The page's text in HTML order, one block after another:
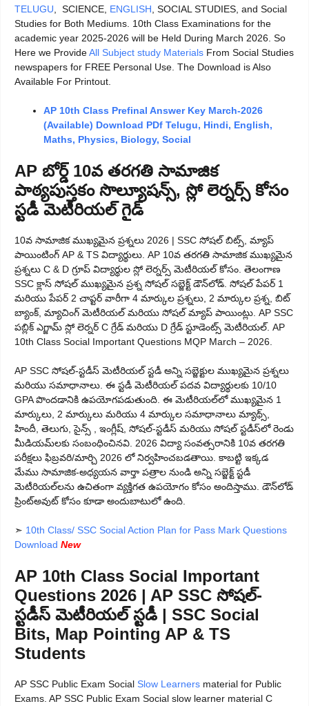
TELUGU , SCIENCE, ENGLISH , SOCIAL STUDIES, and Social
Studies for Both Mediums. 10th Class Examinations for the
academic year 2025-2026 will be Held During March 2026. So
Here we ProvideAll Subject study Materials From Social Studies
newspapers for FREE Personal Use. The Download is Also
Available For Printout.
AP 10th Class Prefinal Answer Key March-2026
(Available) Download PDf Telugu, Hindi, English,
Maths, Physics, Biology, Social
AP బోర్డ్ 10వ తరగతి సామాజిక
పాఠ్యపుస్తకం సొల్యూషన్స్, స్లో లెర్నర్స్ కోసం
స్టడీ మెటీరియల్ గైడ్
10వ సామాజిక ముఖ్యమైన ప్రశ్నలు 2026 | SSC సోషల్ బిట్స్, మ్యాప్
పాయింటింగ్ AP & TS విద్యార్థులు. AP 10వ తరగతి సామాజిక ముఖ్యమైన
ప్రశ్నలు C & D గ్రూప్ విద్యార్థుల స్లో లెర్నర్స్ మెటీరియల్ కోసం. తెలంగాణ
SSC క్లాస్ సోషల్ ముఖ్యమైన ప్రశ్న సోషల్ సబ్జెక్ట్ డౌన్‌లోడ్. సోషల్ పేపర్ 1
మరియు పేపర్ 2 చాప్టర్ వారీగా 4 మార్కుల ప్రశ్నలు, 2 మార్కుల ప్రశ్న, బిట్
బ్యాంక్, మ్యాచింగ్ మెటీరియల్ మరియు సోషల్ మ్యాప్ పాయింట్లు. AP SSC
పబ్లిక్ ఎగ్జామ్ స్లో లెర్నర్ C గ్రేడ్ మరియు D గ్రేడ్ స్టూడెంట్స్ మెటీరియల్. AP
10th Class Social Important Questions MQP March – 2026.
AP SSC సోషల్-స్టడీస్ మెటీరియల్ స్టడీ అన్ని సబ్జెక్టుల ముఖ్యమైన ప్రశ్నలు
మరియు సమాధానాలు. ఈ స్టడీ మెటీరియల్ పదవ విద్యార్థులకు 10/10
GPA పొందడానికి ఉపయోగపడుతుంది. ఈ మెటీరియల్‌లో ముఖ్యమైన 1
మార్కులు, 2 మార్కులు మరియు 4 మార్కుల సమాధానాలు మ్యాథ్స్,
హిందీ, తెలుగు, సైన్స్ , ఇంగ్లీష్, సోషల్-స్టడీస్ మరియు సోషల్ స్టడీస్‌లో రెండు
మీడియమ్‌లకు సంబంధించినవి. 2026 విద్యా సంవత్సరానికి 10వ తరగతి
పరీక్షలు ఫిబ్రవరి/మార్చి 2026 లో నిర్వహించబడతాయి. కాబట్టి ఇక్కడ
మేము సామాజిక-అధ్యయన వార్తా పత్రాల నుండి అన్ని సబ్జెక్ట్ స్టడీ
మెటీరియల్‌లను ఉచితంగా వ్యక్తిగత ఉపయోగం కోసం అందిస్తాము. డౌన్‌లోడ్
ప్రింట్‌అవుట్ కోసం కూడా అందుబాటులో ఉంది.
➣ 10th Class/ SSC Social Action Plan for Pass Mark Questions
Download New
AP 10th Class Social Important
Questions 2026 | AP SSC సోషల్-
స్టడీస్ మెటీరియల్ స్టడీ | SSC Social
Bits, Map Pointing AP & TS
Students
AP SSC Public Exam Social Slow Learners material for Public
Exams. AP SSC Public Exam Social slow learner material C